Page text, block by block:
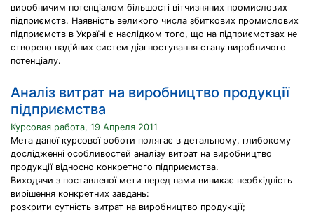
виробничим потенціалом більшості вітчизняних промислових
підприємств. Наявність великого числа збиткових промислових
підприємств в Україні є наслідком того, що на підприємствах не
створено надійних систем діагностування стану виробничого
потенціалу.
Аналіз витрат на виробництво продукції
підприємства
Курсовая работа, 19 Апреля 2011
Мета даної курсової роботи полягає в детальному, глибокому
дослідженні особливостей аналізу витрат на виробництво
продукції відносно конкретного підприємства.
Виходячи з поставленої мети перед нами виникає необхідність
вирішення конкретних завдань:
розкрити сутність витрат на виробництво продукції;